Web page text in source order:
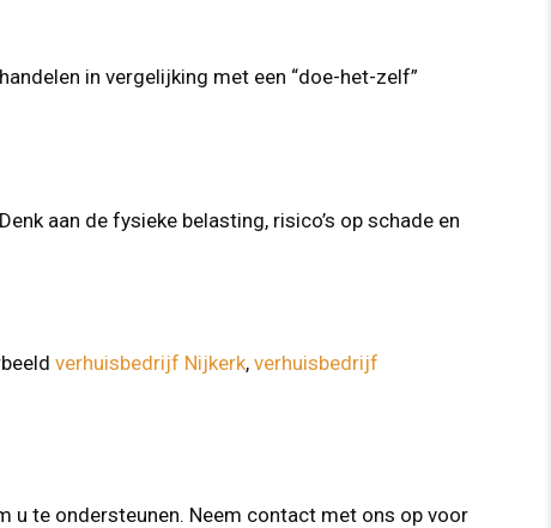
in vergelijking met een “doe-het-zelf”
aan de fysieke belasting, risico’s op schade en
verhuisbedrijf Nijkerk, verhuisbedrijf
u te ondersteunen. Neem contact met ons op voor